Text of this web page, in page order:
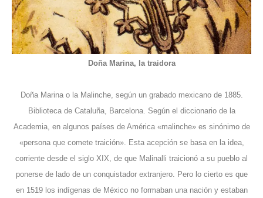
Doña Marina, la traidora
Doña Marina o la Malinche, según un grabado mexicano de 1885.
Biblioteca de Cataluña, Barcelona. Según el diccionario de la
Academia, en algunos países de América «malinche» es sinónimo de
«persona que comete traición». Esta acepción se basa en la idea,
corriente desde el siglo XIX, de que Malinalli traicionó a su pueblo al
ponerse de lado de un conquistador extranjero. Pero lo cierto es que
en 1519 los indígenas de México no formaban una nación y estaban